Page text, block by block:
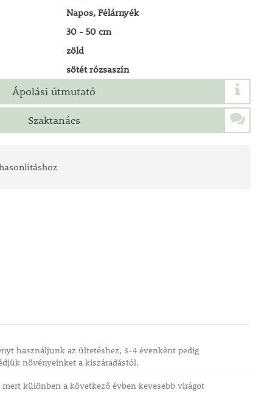
Napos, Félárnyék
30 - 50 cm
zöld
sötét rózsaszín
Ápolási útmutató
Szaktanács
használjunk az ültetéshez, 3-4 évenként pedig
növényeinket a kiszáradástól.
különben a következő évben kevesebb virágot